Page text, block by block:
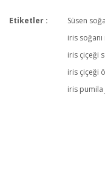
Bu
Etiketler : Süsen
iris
iris çiçeği
iris çiçeği
iris pumila